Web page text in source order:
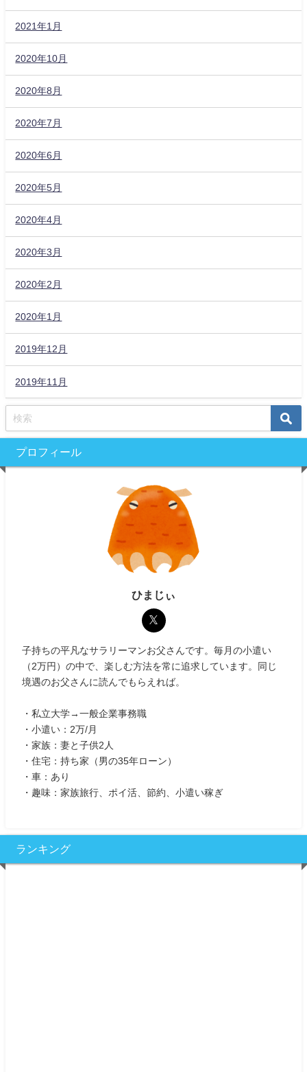
2021年1月
2020年10月
2020年8月
2020年7月
2020年6月
2020年5月
2020年4月
2020年3月
2020年2月
2020年1月
2019年12月
2019年11月
プロフィール
ひまじぃ
子持ちの平凡なサラリーマンお父さんです。毎月の小遣い
（2万円）の中で、楽しむ方法を常に追求しています。同じ
境遇のお父さんに読んでもらえれば。
・私立大学→一般企業事務職
・小遣い：2万/月
・家族：妻と子供2人
・住宅：持ち家（男の35年ローン）
・車：あり
・趣味：家族旅行、ポイ活、節約、小遣い稼ぎ
ランキング